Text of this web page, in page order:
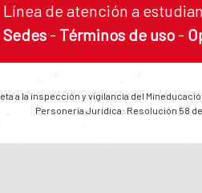
Línea de atención a
Sedes - Términos de uso -
a la inspección y vigilancia del
Personería Jurídica: Resolución 58